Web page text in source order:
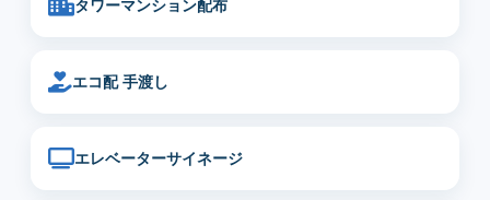
タワーマンション配布
エコ配 手渡し
エレベーターサイネージ